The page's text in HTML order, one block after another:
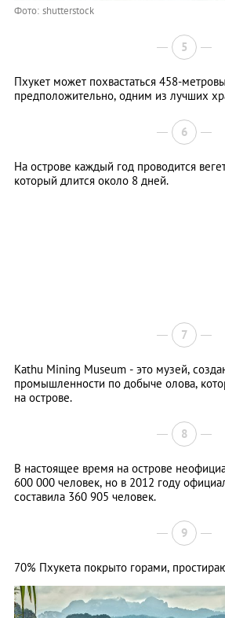
Фото: shutterstock
5
Пхукет может похвастаться 458-
предположительно, одним из лучших
6
На острове каждый год проводится
который длится около 8 дней.
7
Kathu Mining Museum - это музей,
промышленности по добыче олова,
на острове.
8
В настоящее время на острове
600 000 человек, но в 2012 году
составила 360 905 человек.
9
70% Пхукета покрыто горами,